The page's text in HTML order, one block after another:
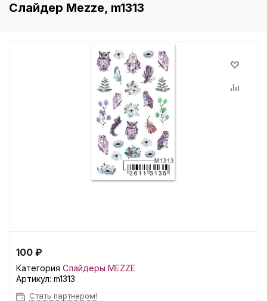
Слайдер Mezze, m1313
100 ₽
Категория Слайдеры MEZZE
Артикул: m1313
Стать партнером!